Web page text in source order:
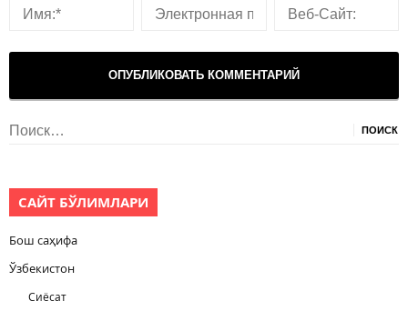
Найти:
САЙТ БЎЛИМЛАРИ
Бош саҳифа
Ўзбекистон
Сиёсат